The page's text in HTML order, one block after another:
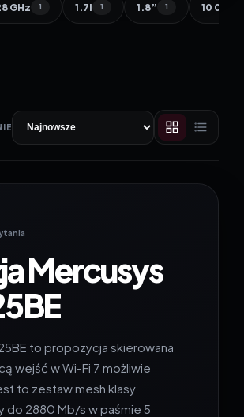
GHz 1 1.7l 1 1.8” 1 10 000
Mercusys
to propozycja skierowana
wejść w Wi-Fi 7 możliwie
to zestaw mesh klasy
do 2880 Mb/s w paśmie 5